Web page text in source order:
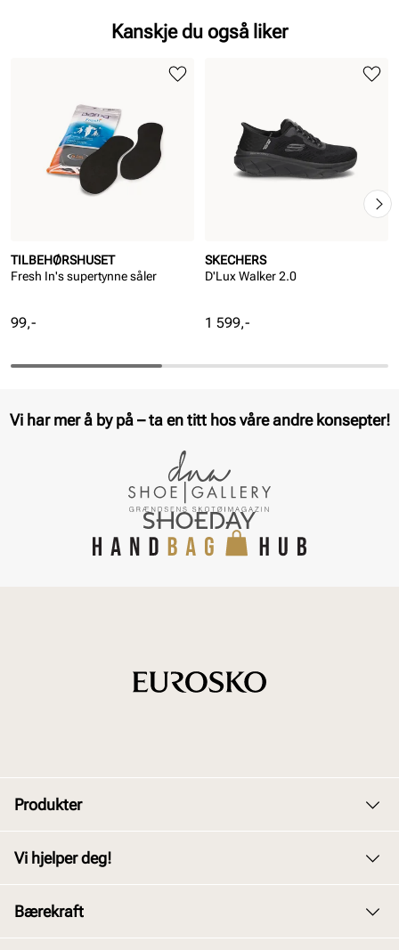
Kanskje du også liker
TILBEHØRSHUSET
Fresh In's supertynne såler
Pris
99,-
SKECHERS
D'Lux Walker 2.0
Pris
1 599,-
Vi har mer å by på – ta en titt hos våre andre konsepter!
Produkter
Barn
Vi hjelper deg!
Bærekraft